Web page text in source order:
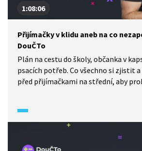
1:08:06
Přijímačky v klidu aneb na co
DouČTo
Plán na cestu do školy, občanka v
psacích potřeb. Co všechno si zjistit
před přijímačkami na střední, aby